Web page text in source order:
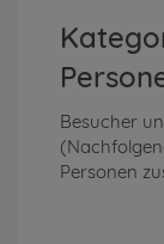
Besucher
Personen